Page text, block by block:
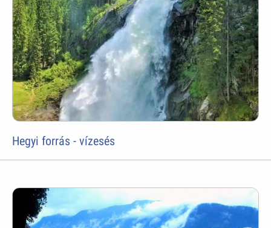
Hegyi forrás - vízesés